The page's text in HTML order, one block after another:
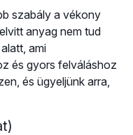
szabály a vékony
anyag nem tud
ami
és gyors felváláshoz
és ügyeljünk arra,